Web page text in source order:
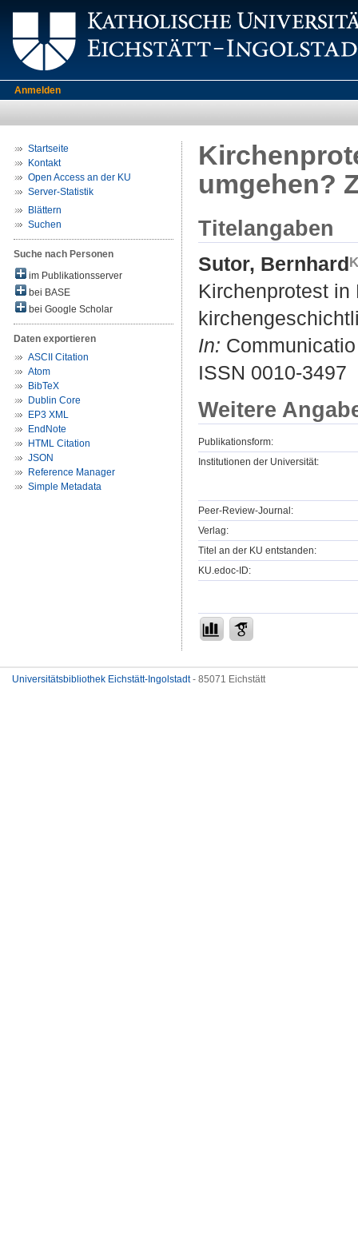
Anmelden
Startseite
Kontakt
Open Access an der KU
Server-Statistik
Blättern
Suchen
Suche nach Personen
im Publikationsserver
bei BASE
bei Google Scholar
Daten exportieren
ASCII Citation
Atom
BibTeX
Dublin Core
EP3 XML
EndNote
HTML Citation
JSON
Reference Manager
Simple Metadata
umgehen?
Titelangaben
Sutor, Bernhard
Kirchenprotest
In:
ISSN 0010-3497
Weitere
Publikationsform:
Institutionen der Universität:
Peer-Review-Journal:
Verlag:
Titel an der KU entstanden:
KU.edoc-ID:
Universitätsbibliothek Eichstätt-Ingolstadt- 85071 Eichstätt